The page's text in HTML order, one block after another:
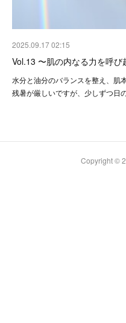
2025.09.17 02:15
Vol.13 〜肌の内なる力を呼
水分と油分のバランスを整え、肌
残暑が厳しいですが、少しずつ日
Copyright ©